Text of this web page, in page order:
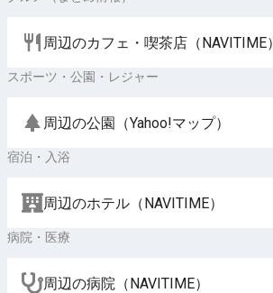
周辺のカフェ・喫茶店（NAVITIME）
スポーツ・公園・レジャー
周辺の公園（Yahoo!マップ）
宿泊・入浴
周辺のホテル（NAVITIME）
病院・医療
周辺の病院（NAVITIME）